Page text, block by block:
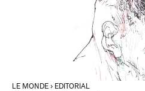
LE MONDE › EDITORIAL